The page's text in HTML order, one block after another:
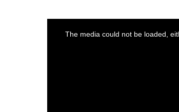
The media could not be loaded,